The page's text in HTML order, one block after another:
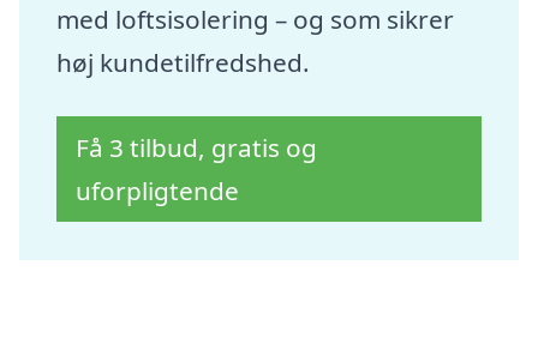
med loftsisolering – og som sikrer
høj kundetilfredshed.
Få 3 tilbud, gratis og
uforpligtende